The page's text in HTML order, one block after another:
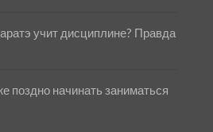
учит дисциплине? Правда
поздно начинать заниматься